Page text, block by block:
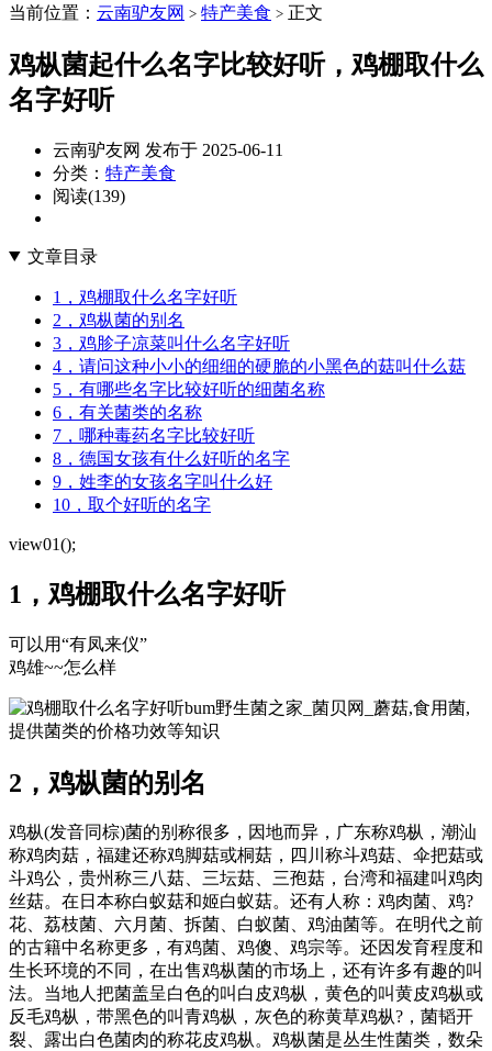
当前位置： 云南驴友网 > 特产美食 > 正文
鸡枞菌起什么名字比较好听，鸡棚取什么
名字好听
云南驴友网 发布于 2025-06-11
分类： 特产美食
阅读(139)
文章目录
1，鸡棚取什么名字好听
2，鸡枞菌的别名
3，鸡胗子凉菜叫什么名字好听
4，请问这种小小的细细的硬脆的小黑色的菇叫什么菇
5，有哪些名字比较好听的细菌名称
6，有关菌类的名称
7，哪种毒药名字比较好听
8，德国女孩有什么好听的名字
9，姓李的女孩名字叫什么好
10，取个好听的名字
view01();
1，鸡棚取什么名字好听
可以用“有凤来仪”
鸡雄~~怎么样
bum野生菌之家_菌贝网_蘑菇,食用菌,
提供菌类的价格功效等知识
2，鸡枞菌的别名
鸡枞(发音同棕)菌的别称很多，因地而异，广东称鸡枞，潮汕
称鸡肉菇，福建还称鸡脚菇或桐菇，四川称斗鸡菇、伞把菇或
斗鸡公，贵州称三八菇、三坛菇、三孢菇，台湾和福建叫鸡肉
丝菇。在日本称白蚁菇和姬白蚁菇。还有人称：鸡肉菌、鸡?
花、荔枝菌、六月菌、拆菌、白蚁菌、鸡油菌等。在明代之前
的古籍中名称更多，有鸡菌、鸡傻、鸡宗等。还因发育程度和
生长环境的不同，在出售鸡枞菌的市场上，还有许多有趣的叫
法。当地人把菌盖呈白色的叫白皮鸡枞，黄色的叫黄皮鸡枞或
反毛鸡枞，带黑色的叫青鸡枞，灰色的称黄草鸡枞?，菌韬开
裂、露出白色菌肉的称花皮鸡枞。鸡枞菌是丛生性菌类，数朵